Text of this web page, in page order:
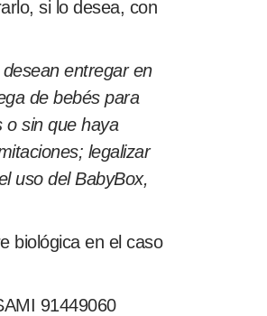
si lo desea, con
entregar en
de bebés para
o sin que haya
legalizar
uso del BabyBox,
biológica en el caso
91449060